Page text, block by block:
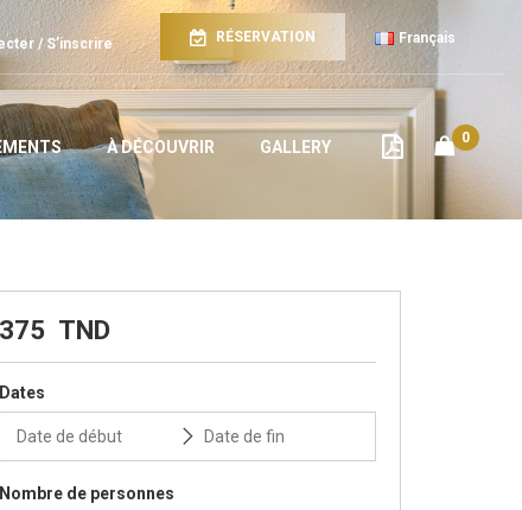
/ S’inscrire RÉSERVATION Français
À DÉCOUVRIR GALLERY 0
375 TND
Dates
Nombre de personnes